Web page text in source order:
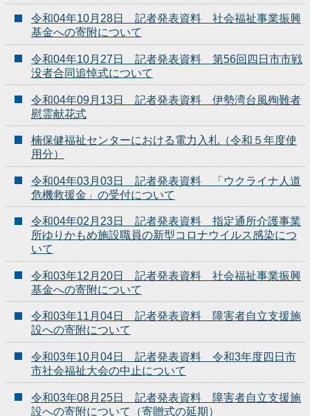
令和04年10月28日 記者発表資料 社会福祉事業振興
基金への寄附について
令和04年10月27日 記者発表資料 第56回四日市市戦
没者合同追悼式について
令和04年09月13日 記者発表資料 伊勢湾台風殉難者
慰霊献花式
楠保健福祉センターにおける電力入札（令和５年度使
用分）
令和04年03月03日 記者発表資料 「ウクライナ人道
危機救援金」の受付について
令和04年02月23日 記者発表資料 指定通所介護事業
所ゆりかもめ施設職員の新型コロナウイルス感染につ
いて
令和03年12月20日 記者発表資料 社会福祉事業振興
基金への寄附について
令和03年11月04日 記者発表資料 障害者自立支援施
設への寄附について
令和03年10月04日 記者発表資料 令和3年度四日市
市社会福祉大会の中止について
令和03年08月25日 記者発表資料 障害者自立支援施
設への寄附について（寄贈式の延期）